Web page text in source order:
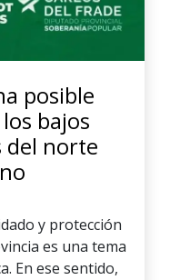
posible
bajos
del norte
y protección
es una tema
En ese sentido,